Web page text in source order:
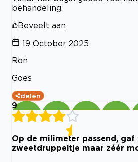
behandeling.
Beveelt aan
19 October 2025
Ron
Goes
delen
9
Op de milimeter passend, gaf
zweetdruppeltje maar zéér